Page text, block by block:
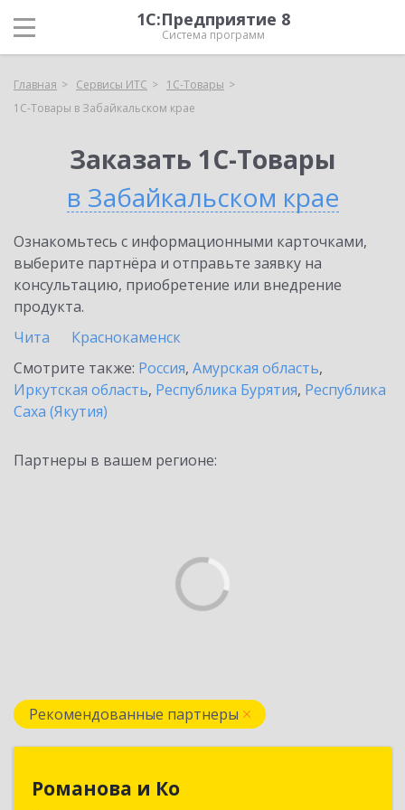
1С:Предприятие 8
Система программ
Главная Сервисы ИТС
1С-Товары
1С-Товары в Забайкальском крае
Заказать 1С-Товары
в Забайкальском крае
Ознакомьтесь с информационными карточками,
выберите партнёра и отправьте заявку на
консультацию, приобретение или внедрение
продукта.
Чита
Краснокаменск
Смотрите также: Россия, Амурская область,
Иркутская область, Республика Бурятия, Республика
Саха (Якутия)
Партнеры в вашем регионе:
Рекомендованные партнеры
Романова и Ко